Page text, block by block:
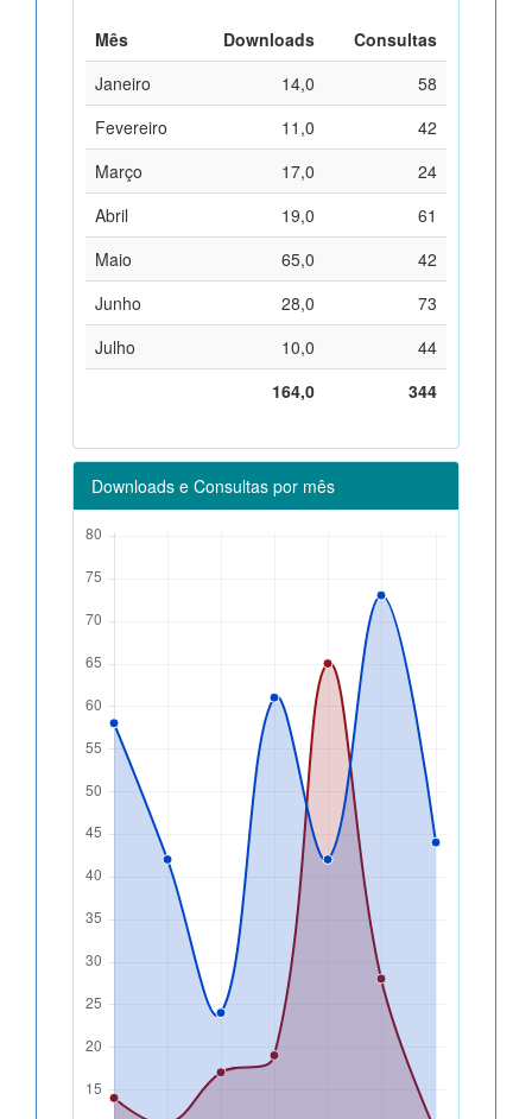
Mês Downloads
Consultas
Janeiro
14,0
58
Fevereiro
11,0
42
Março
17,0
24
Abril
19,0
61
Maio
65,0
42
Junho
28,0
73
Julho
10,0
44
164,0
344
Downloads e Consultas por mês